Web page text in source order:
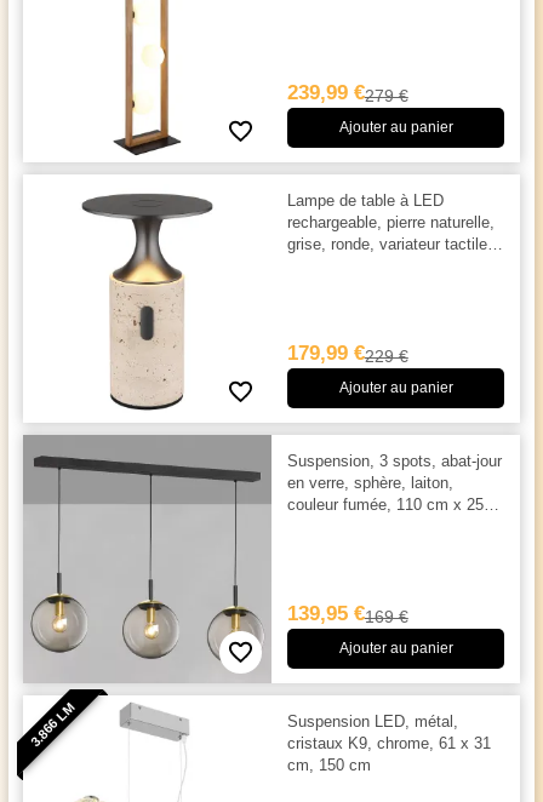
239,99 €279 €
Ajouter au panier
Lampe de table à LED
rechargeable, pierre naturelle,
grise, ronde, variateur tactile,
179,99 €229 €
Ajouter au panier
Suspension, 3 spots, abat-jour
en verre, sphère, laiton,
couleur fumée, 110 cm x 25
139,95 €169 €
Ajouter au panier
3.866 LM
Suspension LED, métal,
cristaux K9, chrome, 61 x 31
cm, 150 cm